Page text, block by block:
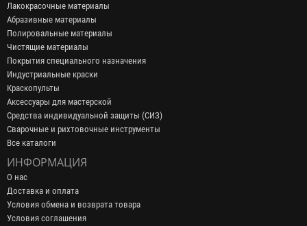
Лакокрасочные материалы
Абразивные материалы
Полировальные материалы
Чистящие материалы
Покрытия специального назначения
Индустриальные краски
Краскопульты
Аксессуары для мастерской
Средства индивидуальной защиты (СИЗ)
Сварочные и рихтовочные инструменты
Все каталоги
ИНФОРМАЦИЯ
О нас
Доставка и оплата
Условия обмена и возврата товара
Условия соглашения